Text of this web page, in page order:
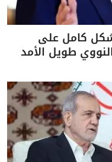
كامل على
طويل الأمد